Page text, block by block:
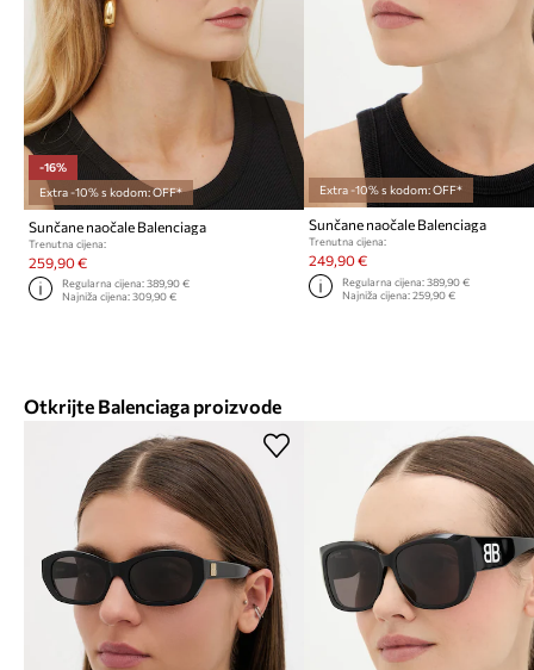
-16%
Extra -10% s kodom: OFF*
Sunčane naočale Balenciaga
Trenutna cijena:
259,90 €
Regularna cijena:389,90 €
Najniža cijena:309,90 €
Extra -10% s kodom: OFF*
Sunčane naočale Balenciaga
Trenutna cijena:
249,90 €
Regularna cijena: 389,90 €
Najniža cijena: 259,90 €
Otkrijte Balenciaga proizvode